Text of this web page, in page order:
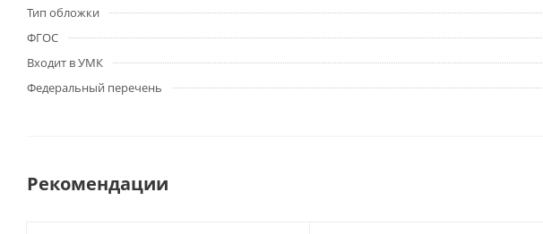
Тип обложки
ФГОС
Входит в УМК
Федеральный перечень
Рекомендации